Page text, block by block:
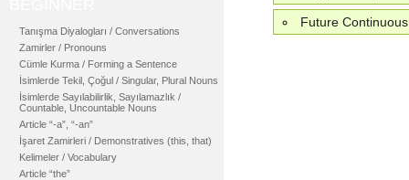
Tanışma Diyalogları / Conversations
Zamirler / Pronouns
Cümle Kurma / Forming a Sentence
İsimlerde Tekil, Çoğul / Singular, Plural Nouns
İsimlerde Sayılabilirlik, Sayılamazlık /
Countable, Uncountable Nouns
Article “-a”, “-an”
İşaret Zamirleri / Demonstratives (this, that)
Kelimeler / Vocabulary
Article “the”
Future